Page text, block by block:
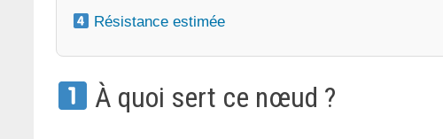
Résistance estimée
À quoi sert ce nœud ?